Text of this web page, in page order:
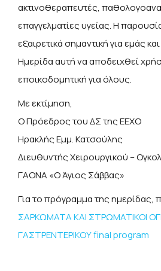
ακτινοθεραπευτές,
επαγγελματίες υγείας. Η
εξαιρετικά σημαντική για εμάς
Ημερίδα αυτή να αποδειχθεί
εποικοδομητική για όλους.
Με εκτίμηση,
Ο Πρόεδρος του ΔΣ της ΕΕΧΟ
Ηρακλής Εμμ. Κατσούλης
Διευθυντής Χειρουργικού –
ΓΑΟΝΑ «Ο Άγιος Σάββας»
Για το πρόγραμμα της ημερίδας,
ΣΑΡΚΩΜΑΤΑ ΚΑΙ ΣΤΡΩΜΑΤΙΚΟΙ
ΓΑΣΤΡΕΝΤΕΡΙΚΟΥ final program